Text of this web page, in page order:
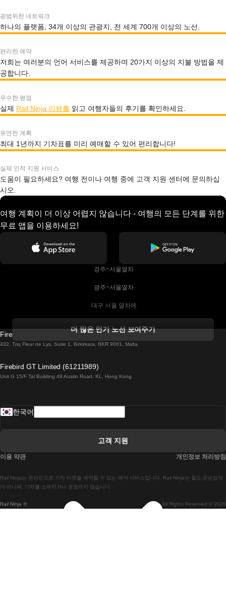
광범위한 네트워크
하나의 플랫폼, 34개 이상의 관광지, 전 세계 700개 이상의 노선.
편리한 예약
저희는 여러분의 언어 서비스를 제공하며 20가지 이상의 지불 방법을 제
공합니다.
우수한 평점
실제 Rail Ninja 리뷰를 읽고 여행자들의 후기를 확인하세요.
유연한 계획
최대 1년까지 기차표를 미리 예매할 수 있어 편리합니다!
실제 인적 지원 서비스
도움이 필요하세요? 여행 전이나 여행 중에 고객 지원 센터에 문의하십
시오.
여행 계획이 더 이상 어렵지 않습니다 - 여행의 모든 단계를 위한
무료 앱을 이용하세요!
경주~서울열차
광주~서울열차
대구 서울 열차에
더블린에서 골웨이 열차
로마에서 나폴리 열차
마드리드-리스본 열차
마드리드에서 바르셀로나로 가는 고속 열차
더 많은 인기 노선 보여주기
Firebird GT Limited (OC 1451)
432, Triq Fleur de Lys, Suite 1, Birkirkara, BKR 9061, Malta
Firebird GT Limited (61211989)
Unit G 15/F Tal Building 49 Austin Road, KL, Hong Kong
Rail Ninja ® All Rights Reserved © 2026
Rail Ninja는 온라인으로 기차 티켓을 예약할 수 있는 예약 서비스입니다. Rail Ninja는 철도 운송업체
가 아니며, 기차를 소유하거나 운영하지 않습니다.
한국어
고객 지원
이용 약관 개인정보 처리방침